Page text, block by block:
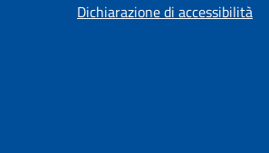
Dichiarazione di accessibilità